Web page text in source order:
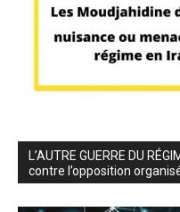
L’AUTRE GUERRE DU
contre l’opposition